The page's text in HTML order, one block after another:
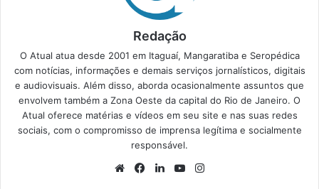
Redação
O Atual atua desde 2001 em Itaguaí, Mangaratiba e Seropédica
com notícias, informações e demais serviços jornalísticos, digitais
e audiovisuais. Além disso, aborda ocasionalmente assuntos que
envolvem também a Zona Oeste da capital do Rio de Janeiro. O
Atual oferece matérias e vídeos em seu site e nas suas redes
sociais, com o compromisso de imprensa legítima e socialmente
responsável.
We
Fa
Lin
Yo